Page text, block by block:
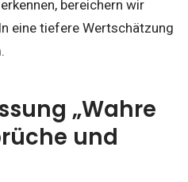
bereichern wir
eine tiefere Wertschätzung
„Wahre
und